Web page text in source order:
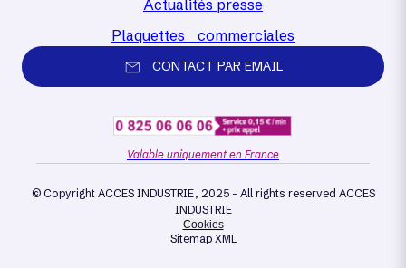
Actualités presse
Plaquettes commerciales
CONTACT PAR EMAIL
Valable uniquement en France
© Copyright ACCES INDUSTRIE, 2025 - All rights reserved ACCES
INDUSTRIE
Cookies
Sitemap XML